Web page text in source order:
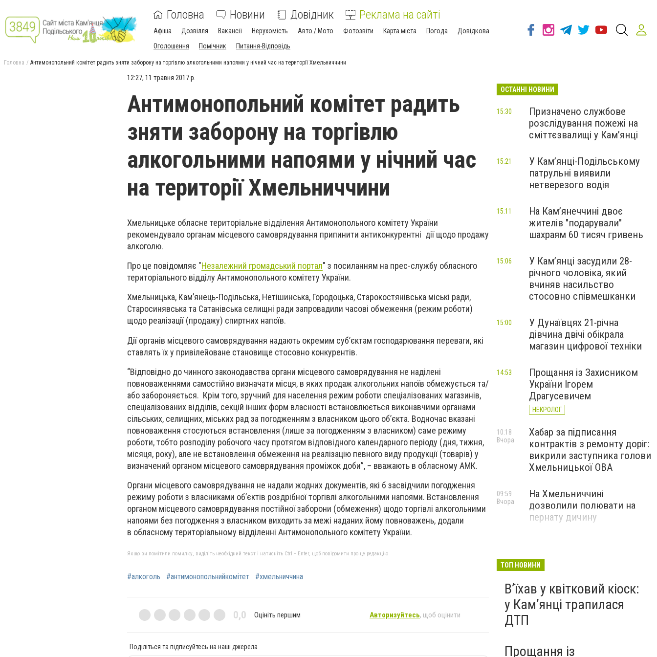
Головна Новини Довідник Реклама на сайті
Афіша Дозвілля Вакансії Нерухомість Авто / Мото Фотозвіти Карта міста Погода
Довідкова
Оголошення
Помічник Питання-Відповідь
Головна Антимонопольний комітет радить зняти заборону на торгівлю алкогольними напоями у нічний час на території Хмельниччини
12:27, 11 травня 2017 р.
Антимонопольний комітет радить
зняти заборону на торгівлю
алкогольними напоями у нічний час
на території Хмельниччини
Хмельницьке обласне територіальне відділення Антимонопольного комітету України
рекомендувало органам місцевого самоврядування припинити антиконкурентні дії щодо продажу
алкоголю.
Про це повідомляє "Незалежний громадський портал" з посиланням на прес-службу обласного
територіального відділу Антимонопольного комітету України.
Хмельницька, Кам’янець-Подільська, Нетішинська, Городоцька, Старокостянівська міські ради,
Старосинявська та Сатанівська селищні ради запровадили часові обмеження (режим роботи)
щодо реалізації (продажу) спиртних напоїв.
Дії органів місцевого самоврядування надають окремим суб’єктам господарювання переваги, які
ставлять їх у привілейоване становище стосовно конкурентів.
“Відповідно до чинного законодавства органи місцевого самоврядування не наділені
повноваженнями самостійно визначати місця, в яких продаж алкогольних напоїв обмежується та/
або забороняється. Крім того, зручний для населення режим роботи спеціалізованих магазинів,
спеціалізованих відділів, секцій інших форм власності встановлюється виконавчими органами
сільських, селищних, міських рад за погодженням з власником цього об’єкта. Водночас вказані
повноваження стосуються встановлення (лише за погодженням з власником) саме режиму
роботи, тобто розподілу робочого часу протягом відповідного календарного періоду (дня, тижня,
місяця, року), але не встановлення обмеження на реалізацію певного виду продукції (товарів) у
визначений органом місцевого самоврядування проміжок доби”, – вважають в обласному АМК.
Органи місцевого самоврядування не надали жодних документів, які б засвідчили погодження
режиму роботи з власниками об’єктів роздрібної торгівлі алкогольними напоями. Встановлення
органом місцевого самоврядування постійної заборони (обмеження) щодо торгівлі алкогольними
напоями без погодження з власником виходить за межі наданих йому повноважень, додали
в обласному територіальному відділенні Антимонопольного комітету України.
Якщо ви помітили помилку, виділіть необхідний текст і натисніть Ctrl + Enter, щоб повідомити про це редакцію
#алкоголь #антимонопольнийкомітет #хмельниччина
0,0 Оцініть першим Авторизуйтесь, щоб оцінити
Поділіться та підписуйтесь на наші джерела
ОСТАННІ НОВИНИ
Призначено службове
розслідування пожежі на
сміттєзвалищі у Кам’янці
15:30
У Кам’янці-Подільському
патрульні виявили
нетверезого водія
15:21
На Камʼянеччині двоє
жителів "подарували"
шахраям 60 тисяч гривень
15:11
У Камʼянці засудили 28-
річного чоловіка, який
вчиняв насильство
стосовно співмешканки
15:06
У Дунаївцях 21-річна
дівчина двічі обікрала
магазин цифрової техніки
15:00
Прощання із Захисником
України Ігорем
Драгусевичем
НЕКРОЛОГ
14:53
Хабар за підписання
контрактів з ремонту доріг:
викрили заступника голови
Хмельницької ОВА
10:18
Вчора
На Хмельниччині
дозволили полювати на
пернату дичину
09:59
Вчора
ТОП НОВИНИ
Вʼїхав у квітковий кіоск:
у Камʼянці трапилася
ДТП
Прощання із